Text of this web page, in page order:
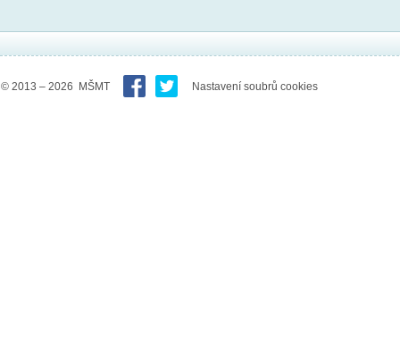
© 2013 – 2026 MŠMT Nastavení soubrů cookies